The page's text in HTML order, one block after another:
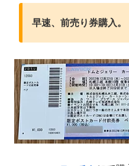
早速、前売り券購入。